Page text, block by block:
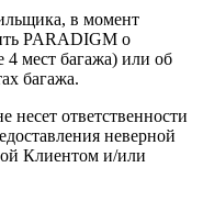
в момент
PARADIGM о
4 мест багажа) или об
багажа.
ответственности
неверной
Клиентом и/или